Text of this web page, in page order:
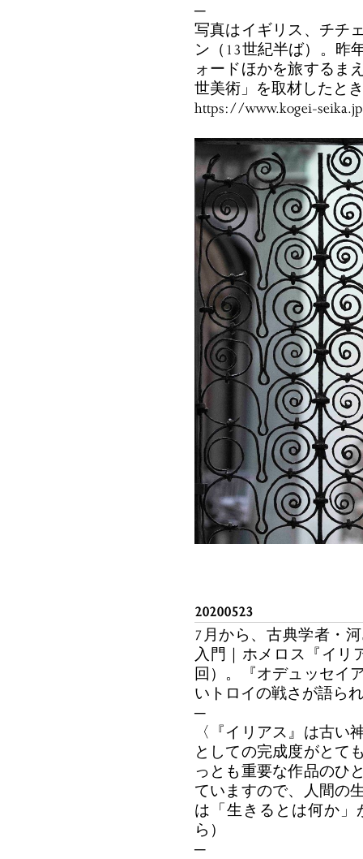
─
写真はイギリス、チチ
ン（13世紀半ば）。昨
ォードほかを旅するま
世美術」を取材したと
https://www.kogei-
20200523
7月から、古典学者・
入門｜ホメロス『イリ
回）。『オデュッセイ
いトロイの戦さが語ら
─
〈『イリアス』は古い
としての完成度がとて
っとも重要な作品のひ
ていますので、人間の
は「生きるとは何か
ら）
─